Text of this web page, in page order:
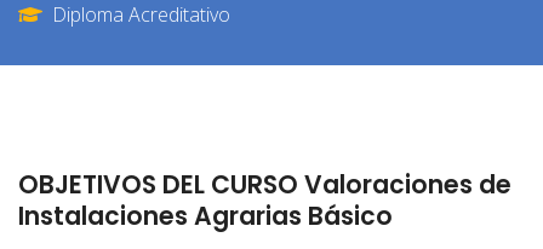
Diploma Acreditativo
OBJETIVOS DEL CURSO Valoraciones de
Instalaciones Agrarias Básico